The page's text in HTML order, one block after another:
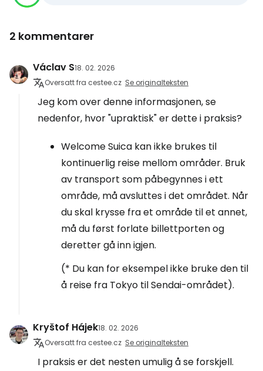
2 kommentarer
Václav S18. 02. 2026
Oversatt fra cestee.cz Se originalteksten
Jeg kom over denne informasjonen, se
nedenfor, hvor "upraktisk" er dette i praksis?
Welcome Suica kan ikke brukes til
kontinuerlig reise mellom områder. Bruk
av transport som påbegynnes i ett
område, må avsluttes i det området. Når
du skal krysse fra et område til et annet,
må du først forlate billettporten og
deretter gå inn igjen.
(* Du kan for eksempel ikke bruke den til
å reise fra Tokyo til Sendai-området).
Kryštof Hájek18. 02. 2026
Oversatt fra cestee.cz Se originalteksten
I praksis er det nesten umulig å se forskjell.